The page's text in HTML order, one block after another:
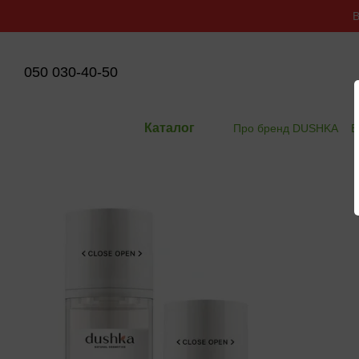
050 030-40-50
Каталог Про бренд DUSHKA